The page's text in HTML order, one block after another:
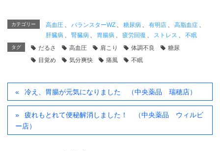
カテゴリー 高血圧 バランスターWZ 糖尿病 有明店 高脂血症
肝臓病
腎臓病 胃腸病 疲労回復 ストレス 不眠
タグ だるさ 高血圧 肩こり 体調不良
糖尿
目覚め
気分爽快 痛風 不眠
冷え、胃腸が元気になりました （中央薬品 瑞穂店）
疲れもとれて便秘解消しました！ （中央薬品 ウィルビ
ー店）